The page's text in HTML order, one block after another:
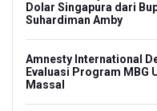
Dolar Singapura dari
Suhardiman Amby
Amnesty International
Evaluasi Program MBG
Massal